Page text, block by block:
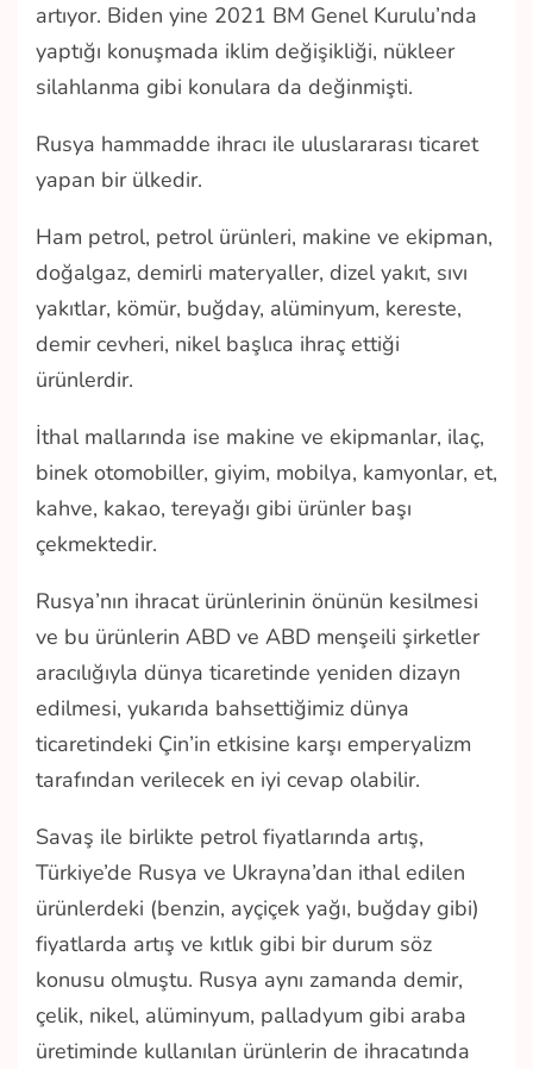
artıyor. Biden yine 2021 BM Genel Kurulu’nda
yaptığı konuşmada iklim değişikliği, nükleer
silahlanma gibi konulara da değinmişti.
Rusya hammadde ihracı ile uluslararası ticaret
yapan bir ülkedir.
Ham petrol, petrol ürünleri, makine ve ekipman,
doğalgaz, demirli materyaller, dizel yakıt, sıvı
yakıtlar, kömür, buğday, alüminyum, kereste,
demir cevheri, nikel başlıca ihraç ettiği
ürünlerdir.
İthal mallarında ise makine ve ekipmanlar, ilaç,
binek otomobiller, giyim, mobilya, kamyonlar, et,
kahve, kakao, tereyağı gibi ürünler başı
çekmektedir.
Rusya’nın ihracat ürünlerinin önünün kesilmesi
ve bu ürünlerin ABD ve ABD menşeili şirketler
aracılığıyla dünya ticaretinde yeniden dizayn
edilmesi, yukarıda bahsettiğimiz dünya
ticaretindeki Çin’in etkisine karşı emperyalizm
tarafından verilecek en iyi cevap olabilir.
Savaş ile birlikte petrol fiyatlarında artış,
Türkiye’de Rusya ve Ukrayna’dan ithal edilen
ürünlerdeki (benzin, ayçiçek yağı, buğday gibi)
fiyatlarda artış ve kıtlık gibi bir durum söz
konusu olmuştu. Rusya aynı zamanda demir,
çelik, nikel, alüminyum, palladyum gibi araba
üretiminde kullanılan ürünlerin de ihracatında